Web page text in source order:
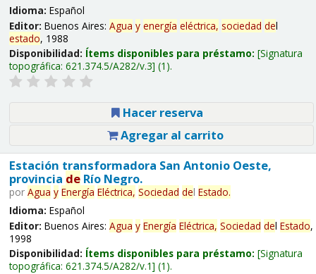
Idioma: Español
Editor: Buenos Aires: Agua y energía eléctrica, sociedad del
estado, 1988
Disponibilidad: Ítems disponibles para préstamo: Signatura
topográfica: 621.374.5/A282/v.3 (1).
Hacer reserva
Agregar al carrito
Estación transformadora San Antonio Oeste,
provincia deRío Negro.
por Agua y Energía Eléctrica, Sociedad del Estado.
Idioma: Español
Editor: Buenos Aires: Agua y Energía Eléctrica, Sociedad del Estado,
1998
Disponibilidad: Ítems disponibles para préstamo: Signatura
topográfica: 621.374.5/A282/v.1 (1).